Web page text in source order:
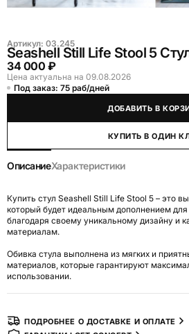
Артикул: 03.245
Seashell Still Life Stool 5
34 000 ₽
Цена актуальна на 09.08.2026
Под заказ: 75 раб/дней
ДОБАВИТЬ В
КУПИТЬ В ОДИН
ОписаниеХарактеристики
Купить стул Seashell Still Life Stool 5 – это
который будет идеальным дополнением
благодаря своему уникальному дизайну и
материалам.
Обивка стула выполнена из мягких и
материалов, которые гарантируют
использовании.
ПОДРОБНЕЕ О ДОСТАВКЕ И ОПЛАТЕ